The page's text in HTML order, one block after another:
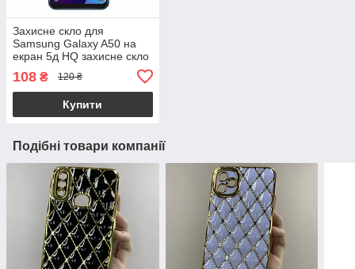
Захисне скло для
Samsung Galaxy A50 на
екран 5д HQ захисне скло
на телефон самсунг а50
чорне HQG
108 ₴ 120 ₴
Купити
Подібні товари компанії